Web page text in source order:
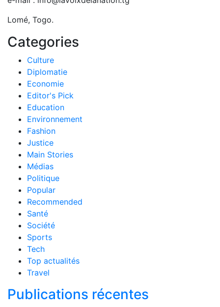
Lomé, Togo.
Categories
Culture
Diplomatie
Economie
Editor's Pick
Education
Environnement
Fashion
Justice
Main Stories
Médias
Politique
Popular
Recommended
Santé
Société
Sports
Tech
Top actualités
Travel
Publications récentes